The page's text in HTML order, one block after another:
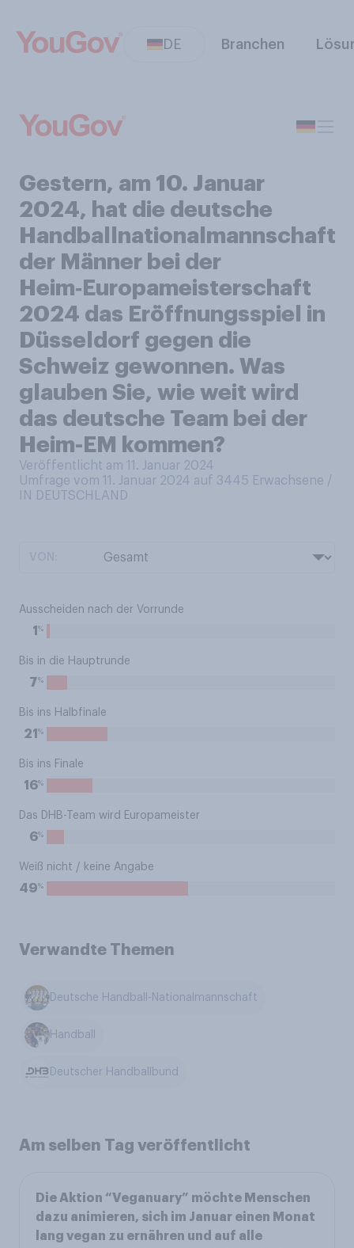
DE Branchen
Gestern, am 10. Januar
2024, hat die deutsche
Handballnationalmannschaft
der Männer bei der
Heim‑Europameisterschaft
2024 das Eröffnungsspiel in
Düsseldorf gegen die
Schweiz gewonnen. Was
glauben Sie, wie weit wird
das deutsche Team bei der
Heim-EM kommen?
Veröffentlicht am 11. Januar 2024
Umfrage vom 11. Januar 2024 auf 3445 Erwachsene /
IN DEUTSCHLAND
Ausscheiden nach der Vorrunde
1 %
Bis in die Hauptrunde
7%
Bis ins Halbfinale
21 %
Bis ins Finale
16%
Das DHB-Team wird Europameister
6%
Weiß nicht / keine Angabe
49%
Verwandte Themen
Deutsche Handball-Nationalmannschaft
Handball
Deutscher Handballbund
Am selben Tag veröffentlicht
Die Aktion “Veganuary” möchte Menschen
dazu animieren, sich im Januar einen Monat
lang vegan zu ernähren und auf alle